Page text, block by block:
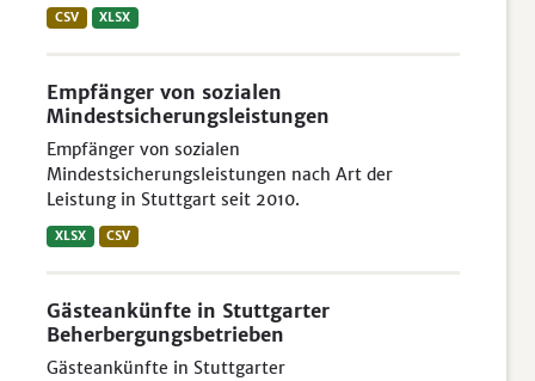
CSV XLSX
Empfänger von sozialen
Mindestsicherungsleistungen
Empfänger von sozialen
Mindestsicherungsleistungen nach Art der
Leistung in Stuttgart seit 2010.
XLSX CSV
Gästeankünfte in Stuttgarter
Beherbergungsbetrieben
Gästeankünfte in Stuttgarter